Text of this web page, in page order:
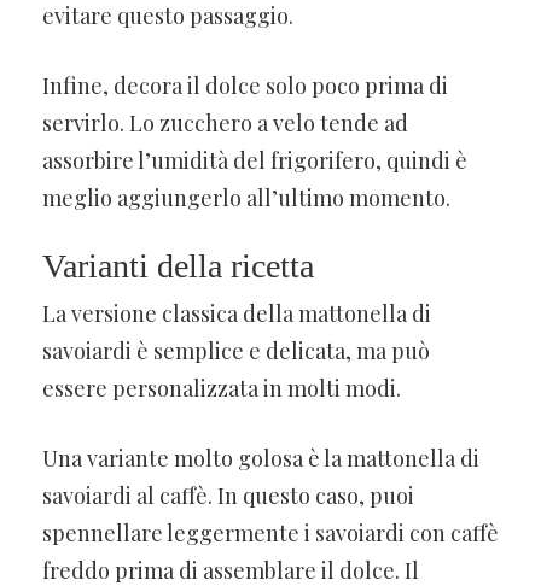
evitare questo passaggio.
Infine, decora il dolce solo poco prima di
servirlo. Lo zucchero a velo tende ad
assorbire l’umidità del frigorifero, quindi è
meglio aggiungerlo all’ultimo momento.
Varianti della ricetta
La versione classica della mattonella di
savoiardi è semplice e delicata, ma può
essere personalizzata in molti modi.
Una variante molto golosa è la mattonella di
savoiardi al caffè. In questo caso, puoi
spennellare leggermente i savoiardi con caffè
freddo prima di assemblare il dolce. Il